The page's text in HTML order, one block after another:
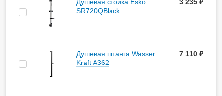
Душевая стойка Esko
SR720QBlack
3 235
Душевая штанга Wasser
Kraft A362
7 110